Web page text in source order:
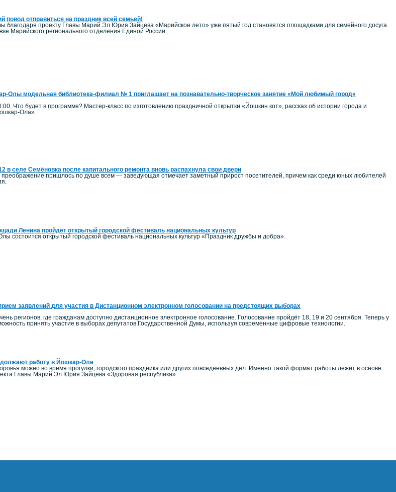
повод отправиться на праздник всей семьей!
благодаря проекту Главы Марий Эл Юрия Зайцева «Марийское лето» уже пятый год становятся площадками для семейного досуга.
Марийского регионального отделения Единой России.
Олы модельная библиотека-филиал № 1 приглашает на познавательно-творческое занятие «Мой любимый город»
Что будет в программе? Мастер-класс по изготовлению праздничной открытки «Йошкин кот», рассказ об истории города и
Ола».
в селе Семёновка после капитального ремонта вновь распахнула свои двери
пришлось по душе всем — заведующая отмечает заметный прирост посетителей, причем как среди юных любителей
Ленина пройдет открытый городской фестиваль национальных культур
состоится открытый городской фестиваль национальных культур «Праздник дружбы и добра».
заявлений для участия в Дистанционном электронном голосовании на предстоящих выборах
регионов, где гражданам доступно дистанционное электронное голосование. Голосование пройдёт 18, 19 и 20 сентября. Теперь у
принять участие в выборах депутатов Государственной Думы, используя современные цифровые технологии.
работу в Йошкар-Оле
можно во время прогулки, городского праздника или других повседневных дел. Именно такой формат работы лежит в основе
Главы Марий Эл Юрия Зайцева «Здоровая республика».